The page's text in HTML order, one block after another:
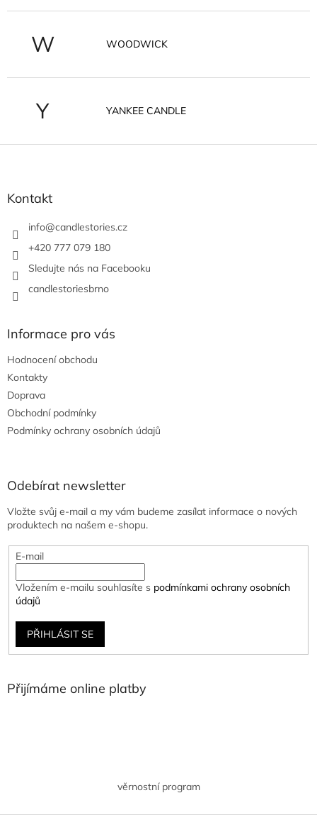
W WOODWICK
Y YANKEE CANDLE
Z
Kontakt
info@candlestories.cz
+420 777 079 180
Sledujte nás na Facebooku
candlestoriesbrno
Informace pro vás
Hodnocení obchodu
Kontakty
Doprava
Obchodní podmínky
Podmínky ochrany osobních údajů
Odebírat newsletter
Vložte svůj e-mail a my vám budeme zasílat informace o nových
produktech na našem e-shopu.
E-mail
Vložením e-mailu souhlasíte s podmínkami ochrany osobních
údajů
PŘIHLÁSIT SE
Přijímáme online platby
věrnostní program